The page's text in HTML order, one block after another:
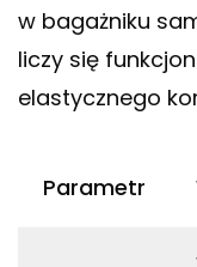
w bagażniku
liczy się
elastycznego
Parametr